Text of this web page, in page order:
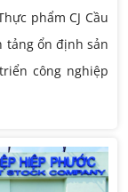
phẩm CJ Cầu
tảng ổn định sản
công nghiệp